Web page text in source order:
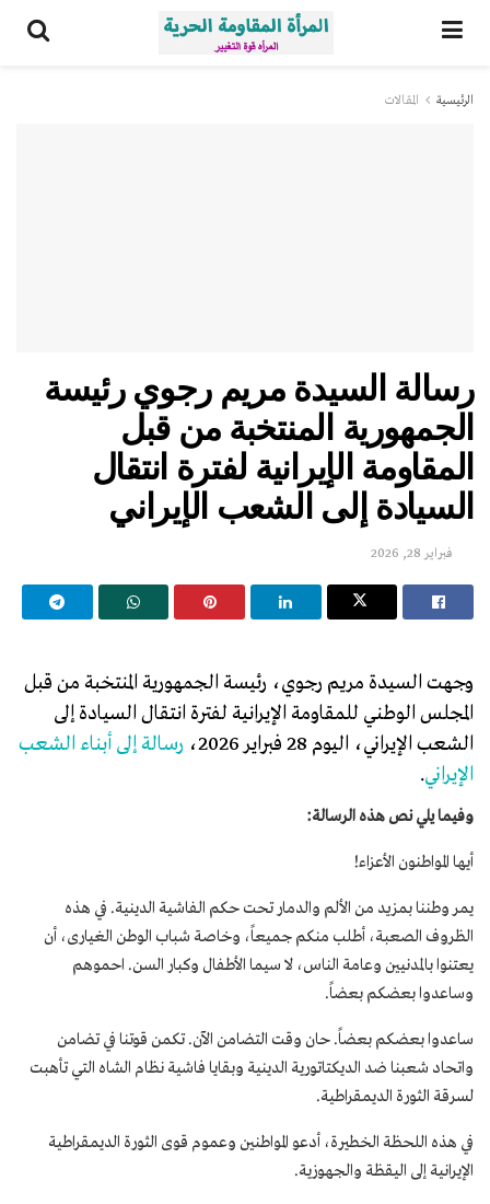
الرئيسية المقالات
رسالة السيدة مريم رجوي رئيسة
الجمهورية المنتخبة من قبل
المقاومة الإيرانية لفترة انتقال
السيادة إلى الشعب الإيراني
فبراير 28, 2026
وجهت السيدة مريم رجوي، رئيسة الجمهورية المنتخبة من قبل
المجلس الوطني للمقاومة الإيرانية لفترة انتقال السيادة إلى
الشعب الإيراني، اليوم 28 فبراير 2026،
رسالة إلى أبناء الشعب
الإيراني.
وفيما يلي نص هذه الرسالة:
أيها المواطنون الأعزاء!
يمر وطننا بمزيد من الألم والدمار تحت حكم الفاشية الدينية. في هذه
الظروف الصعبة، أطلب منكم جميعاً، وخاصة شباب الوطن الغيارى، أن
يعتنوا بالمدنيين وعامة الناس، لا سيما الأطفال وكبار السن. احموهم
وساعدوا بعضكم بعضاً.
ساعدوا بعضكم بعضاً. حان وقت التضامن الآن. تكمن قوتنا في تضامن
واتحاد شعبنا ضد الديكتاتورية الدينية وبقايا فاشية نظام الشاه التي تأهبت
لسرقة الثورة الديمقراطية.
في هذه اللحظة الخطيرة، أدعو المواطنين وعموم قوى الثورة الديمقراطية
الإيرانية إلى اليقظة والجهوزية.